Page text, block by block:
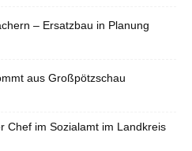
– Ersatzbau in Planung
aus Großpötzschau
Chef im Sozialamt im Landkreis